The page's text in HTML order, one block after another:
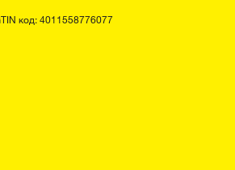
код: 4011558776077